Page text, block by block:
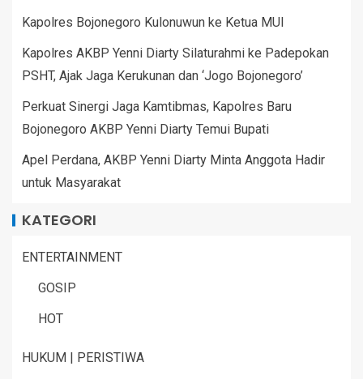
Kapolres Bojonegoro Kulonuwun ke Ketua MUI
Kapolres AKBP Yenni Diarty Silaturahmi ke Padepokan
PSHT, Ajak Jaga Kerukunan dan ‘Jogo Bojonegoro’
Perkuat Sinergi Jaga Kamtibmas, Kapolres Baru
Bojonegoro AKBP Yenni Diarty Temui Bupati
Apel Perdana, AKBP Yenni Diarty Minta Anggota Hadir
untuk Masyarakat
KATEGORI
ENTERTAINMENT
GOSIP
HOT
HUKUM | PERISTIWA